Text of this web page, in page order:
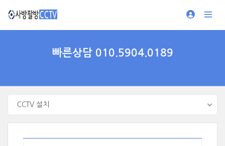
빠른상담 010.5904.0189
CCTV 설치